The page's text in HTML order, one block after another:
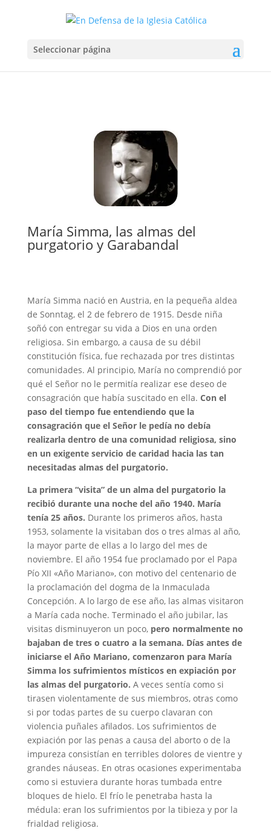
Seleccionar página
María Simma, las almas del
purgatorio y Garabandal
María Simma nació en Austria, en la pequeña aldea
de Sonntag, el 2 de febrero de 1915. Desde niña
soñó con entregar su vida a Dios en una orden
religiosa. Sin embargo, a causa de su débil
constitución física, fue rechazada por tres distintas
comunidades. Al principio, María no comprendió por
qué el Señor no le permitía realizar ese deseo de
consagración que había suscitado en ella. Con el
paso del tiempo fue entendiendo que la
consagración que el Señor le pedía no debía
realizarla dentro de una comunidad religiosa, sino
en un exigente servicio de caridad hacia las tan
necesitadas almas del purgatorio.
La primera “visita” de un alma del purgatorio la
recibió durante una noche del año 1940. María
tenía 25 años. Durante los primeros años, hasta
1953, solamente la visitaban dos o tres almas al año,
la mayor parte de ellas a lo largo del mes de
noviembre. El año 1954 fue proclamado por el Papa
Pío XII «Año Mariano», con motivo del centenario de
la proclamación del dogma de la Inmaculada
Concepción. A lo largo de ese año, las almas visitaron
a María cada noche. Terminado el año jubilar, las
visitas disminuyeron un poco, pero normalmente no
bajaban de tres o cuatro a la semana. Días antes de
iniciarse el Año Mariano, comenzaron para María
Simma los sufrimientos místicos en expiación por
las almas del purgatorio. A veces sentía como si
tirasen violentamente de sus miembros, otras como
si por todas partes de su cuerpo clavaran con
violencia puñales afilados. Los sufrimientos de
expiación por las penas a causa del aborto o de la
impureza consistían en terribles dolores de vientre y
grandes náuseas. En otras ocasiones experimentaba
como si estuviera durante horas tumbada entre
bloques de hielo. El frío le penetraba hasta la
médula: eran los sufrimientos por la tibieza y por la
frialdad religiosa.